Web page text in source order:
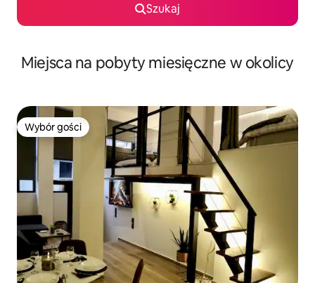
Szukaj
Miejsca na pobyty miesięczne w okolicy
Wybór gości
Wybór gości